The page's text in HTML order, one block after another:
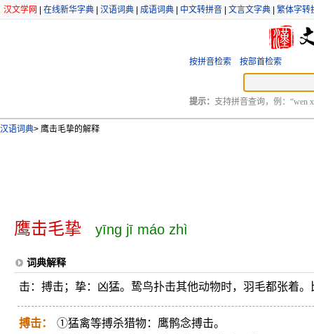
汉文学网 在线新华字典 汉语词典 成语词典 中文转拼音 文言文字典 繁体字转
按拼音检索 按部首检索
提示： 支持拼音查询，例：“wen
汉语词典> 鹰击毛挚的解释
鹰击毛挚 yīng jī máo zhì
词典解释
击：搏击；挚：凶猛。鸷鸟扑击其他动物时，羽毛都张着
搏击：
①猛禽等搏杀猎物：鹰鹘念搏击。